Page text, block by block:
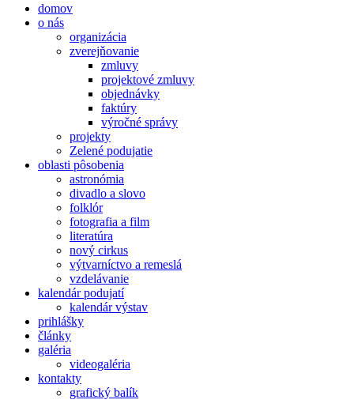
domov
o nás
organizácia
zverejňovanie
zmluvy
projektové zmluvy
objednávky
faktúry
výročné správy
projekty
Zelené podujatie
oblasti pôsobenia
astronómia
divadlo a slovo
folklór
fotografia a film
literatúra
nový cirkus
výtvarníctvo a remeslá
vzdelávanie
kalendár podujatí
kalendár výstav
prihlášky
články
galéria
videogaléria
kontakty
grafický balík